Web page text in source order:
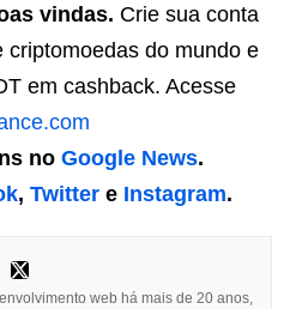
vindas. Crie sua conta
criptomoedas do mundo e
em cashback. Acesse
no Google News.
, Twitter e Instagram.
web há mais de 20 anos,